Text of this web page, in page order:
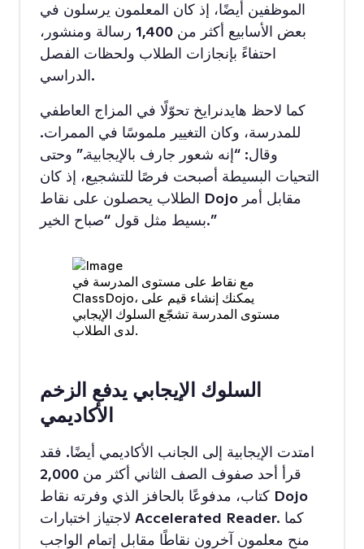
الموظفين أيضًا، إذ كان المعلمون يرسلون في
بعض الأسابيع أكثر من 1,400 رسالة ومنشور،
احتفاءً بإنجازات الطلاب ولحظات الفصل
الدراسي.
كما لاحظ هايدنرايخ تحوّلًا في المزاج العاطفي
للمدرسة، وكان التغيير ملموسًا في الممرات.
وقال: “إنه شعور جارف بالإيجابية.” وحتى
التحيات البسيطة أصبحت فرصًا للتشجيع، إذ كان
الطلاب يحصلون على نقاط Dojo مقابل أمر
بسيط مثل قول “صباح الخير.”
مع نقاط على مستوى المدرسة في
ClassDojo، يمكنك إنشاء قيم على
مستوى المدرسة تشجّع السلوك الإيجابي
لدى الطلاب.
السلوك الإيجابي يدفع الزخم
الأكاديمي
امتدت الإيجابية إلى الجانب الأكاديمي أيضًا. فقد
قرأ أحد صفوف الصف الثاني أكثر من 2,000
كتاب، مدفوعًا بالحافز الذي وفرته نقاط Dojo
لاجتياز اختبارات Accelerated Reader. كما
منح معلمون آخرون نقاطًا مقابل إتمام الواجب